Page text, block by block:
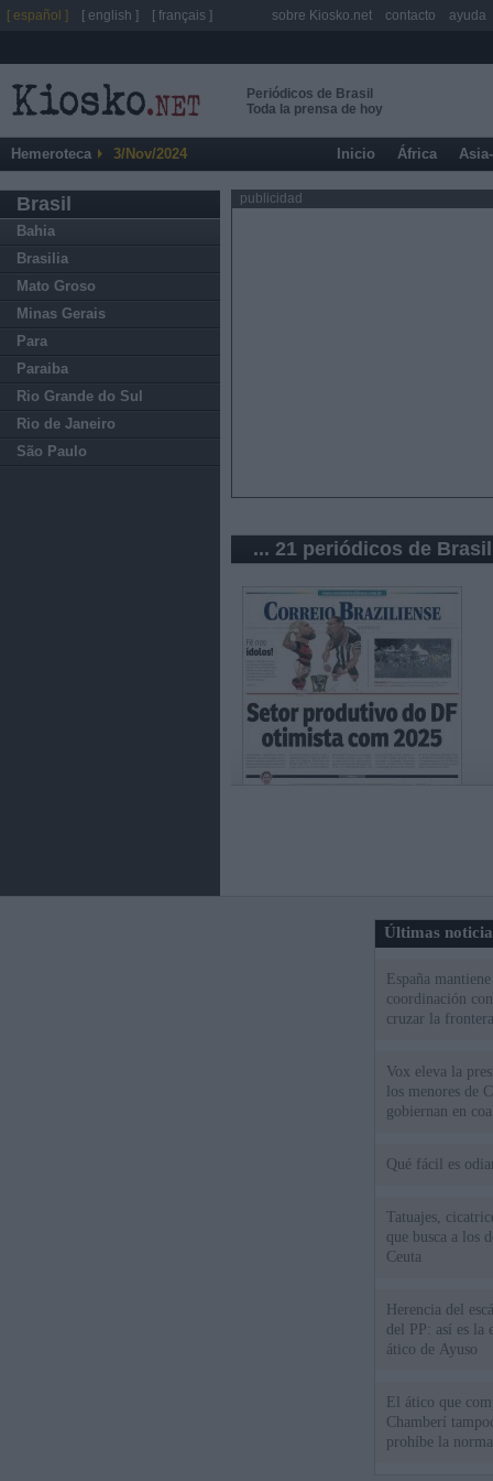
Periódicos de Brasil
Toda la prensa de hoy
Hemeroteca 3/Nov/2024 Inicio África
Brasil
Bahia
Brasilia
Mato Groso
Minas Gerais
Para
Paraiba
Rio Grande do Sul
Rio de Janeiro
São Paulo
publicidad
... 21 periódicos de Brasil
Últimas
España
coordinación
cruzar la
Vox eleva la
los menores de
gobiernan en
Qué fácil es
Tatuajes,
que busca a los
Ceuta
Herencia del
del PP: así es la
ático de Ayuso
El ático que
Chamberí
prohíbe la
[ español ] [ english ] [ français ] sobre Kiosko.net contacto ayuda